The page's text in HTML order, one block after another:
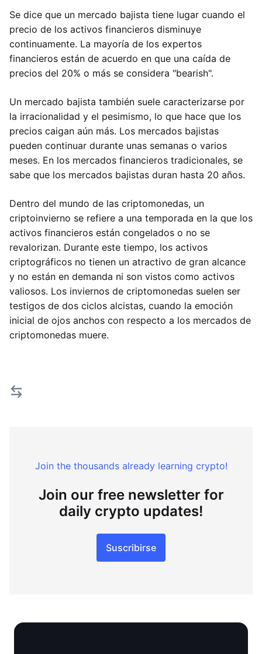
Se dice que un mercado bajista tiene lugar cuando el
precio de los activos financieros disminuye
continuamente. La mayoría de los expertos
financieros están de acuerdo en que una caída de
precios del 20% o más se considera "bearish".
Un mercado bajista también suele caracterizarse por
la irracionalidad y el pesimismo, lo que hace que los
precios caigan aún más. Los mercados bajistas
pueden continuar durante unas semanas o varios
meses. En los mercados financieros tradicionales, se
sabe que los mercados bajistas duran hasta 20 años.
Dentro del mundo de las criptomonedas, un
criptoinvierno se refiere a una temporada en la que los
activos financieros están congelados o no se
revalorizan. Durante este tiempo, los activos
criptográficos no tienen un atractivo de gran alcance
y no están en demanda ni son vistos como activos
valiosos. Los inviernos de criptomonedas suelen ser
testigos de dos ciclos alcistas, cuando la emoción
inicial de ojos anchos con respecto a los mercados de
criptomonedas muere.
Join the thousands already learning crypto!
Join our free newsletter for
daily crypto updates!
Suscribirse